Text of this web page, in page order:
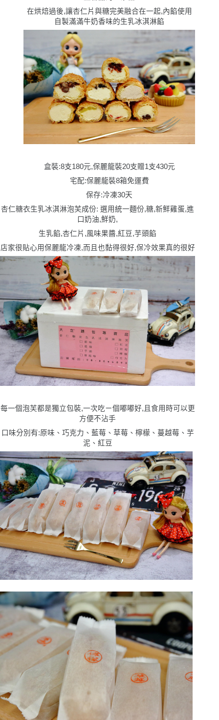
在烘焙過後,讓杏仁片與糖完美融合在一起,內餡使用
自製滿滿牛奶香味的生乳冰淇淋餡
盒裝:8支180元,保麗龍裝20支贈1支430元
宅配:保麗龍裝8箱免運費
保存:冷凍30天
杏仁糖衣生乳冰淇淋泡芙成份: 選用統一麵份,糖,新鮮雞蛋,進
口奶油,鮮奶,
生乳餡,杏仁片,風味果醬,紅豆,芋頭餡
店家很貼心用保麗龍冷凍,而且也黏得很好,保冷效果真的很好
每一個泡芙都是獨立包裝,一次吃ㄧ個嘟嘟好,且食用時可以更
方便不沾手
口味分別有:原味、巧克力、藍莓、草莓、檸檬、蔓越莓、芋
泥、紅豆